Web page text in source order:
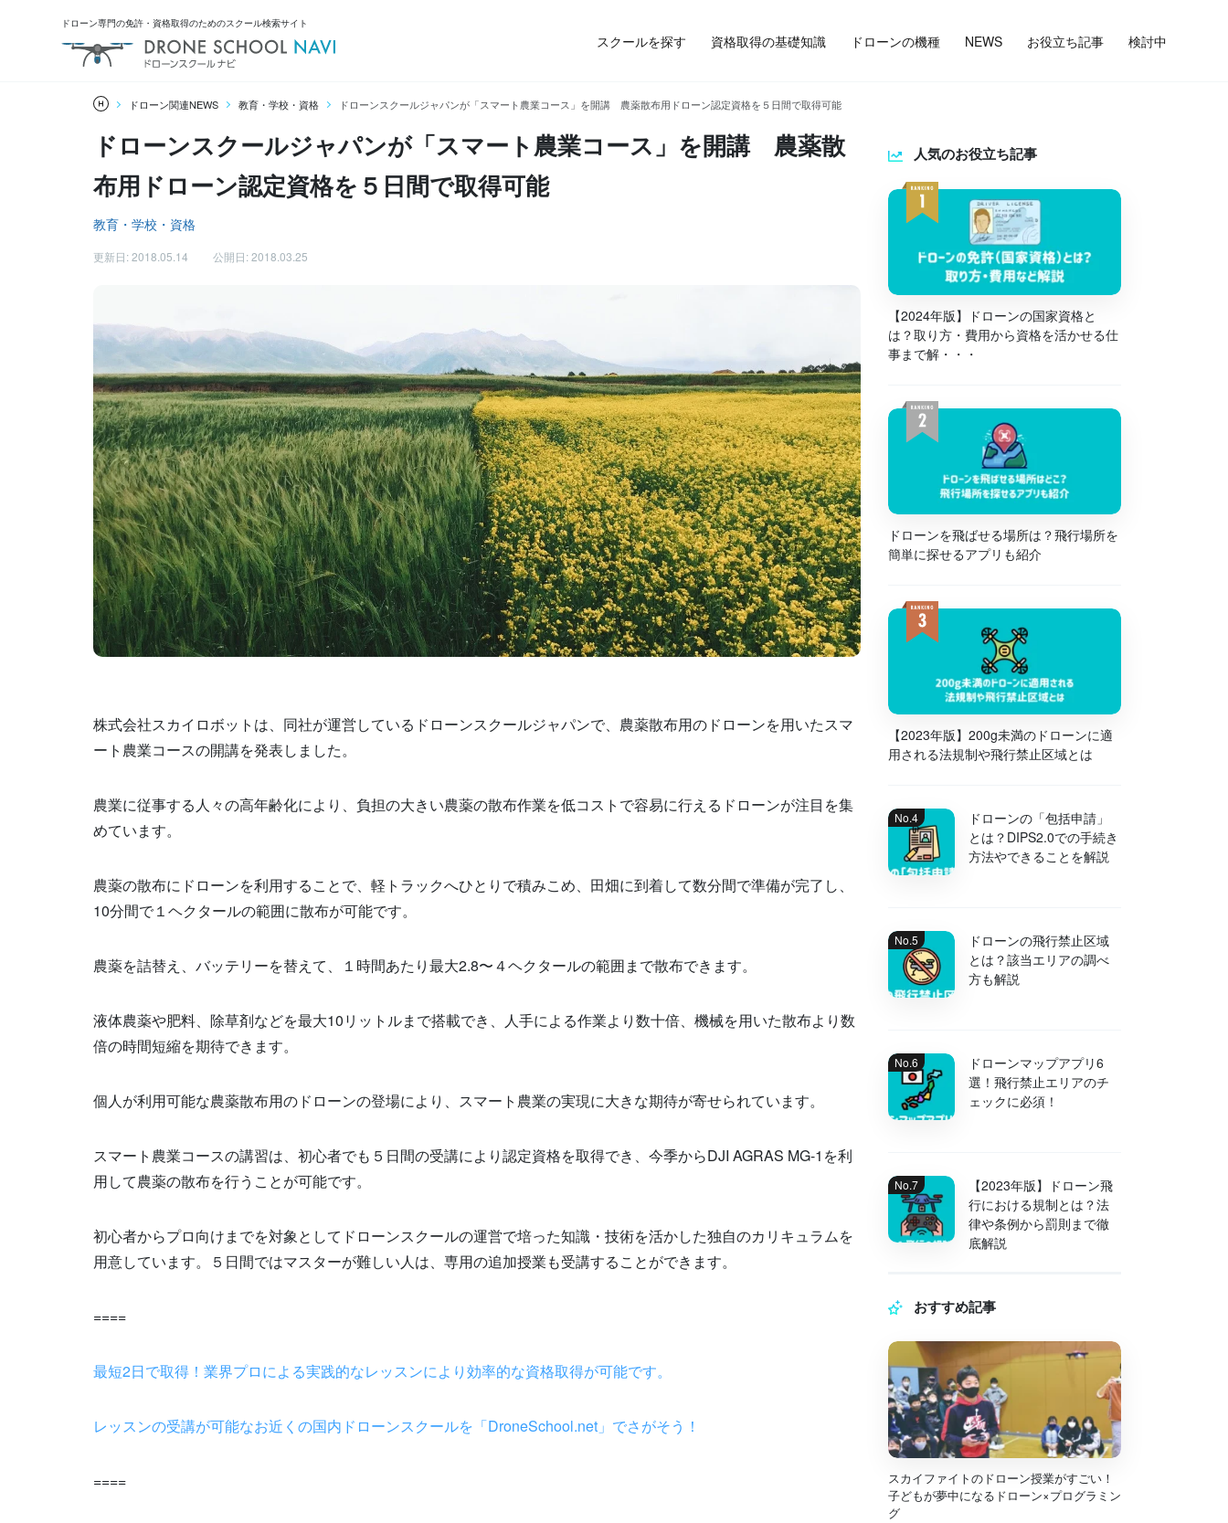
ドローン専門の免許・資格取得のためのスクール検索サイト
スクールを探す 資格取得の基礎知識 ドローンの機種 NEWS お役立ち記事 検討中
ドローン関連NEWS 教育・学校・資格 ドローンスクールジャパンが「スマート農業コース」を開講 農薬散布用ドローン認定資格を５日間で取得可能
ドローンスクールジャパンが「スマート農業コース」を開講 農薬散
布用ドローン認定資格を５日間で取得可能
教育・学校・資格
更新日: 2018.05.14 公開日: 2018.03.25
株式会社スカイロボットは、同社が運営しているドローンスクールジャパンで、農薬散布用のドローンを用いたスマ
ート農業コースの開講を発表しました。
農業に従事する人々の高年齢化により、負担の大きい農薬の散布作業を低コストで容易に行えるドローンが注目を集
めています。
農薬の散布にドローンを利用することで、軽トラックへひとりで積みこめ、田畑に到着して数分間で準備が完了し、
10分間で１ヘクタールの範囲に散布が可能です。
農薬を詰替え、バッテリーを替えて、１時間あたり最大2.8〜４ヘクタールの範囲まで散布できます。
液体農薬や肥料、除草剤などを最大10リットルまで搭載でき、人手による作業より数十倍、機械を用いた散布より数
倍の時間短縮を期待できます。
個人が利用可能な農薬散布用のドローンの登場により、スマート農業の実現に大きな期待が寄せられています。
スマート農業コースの講習は、初心者でも５日間の受講により認定資格を取得でき、今季からDJI AGRAS MG-1を利
用して農薬の散布を行うことが可能です。
初心者からプロ向けまでを対象としてドローンスクールの運営で培った知識・技術を活かした独自のカリキュラムを
用意しています。５日間ではマスターが難しい人は、専用の追加授業も受講することができます。
====
最短2日で取得！業界プロによる実践的なレッスンにより効率的な資格取得が可能です。
レッスンの受講が可能なお近くの国内ドローンスクールを「DroneSchool.net」でさがそう！
====
人気のお役立ち記事
【2024年版】ドローンの国家資格と
は？取り方・費用から資格を活かせる仕
事まで解・・・
ドローンを飛ばせる場所は？飛行場所を
簡単に探せるアプリも紹介
【2023年版】200g未満のドローンに適
用される法規制や飛行禁止区域とは
ドローンの「包括申請」
とは？DIPS2.0での手続き
方法やできることを解説
ドローンの飛行禁止区域
とは？該当エリアの調べ
方も解説
ドローンマップアプリ6
選！飛行禁止エリアのチ
ェックに必須！
【2023年版】ドローン飛
行における規制とは？法
律や条例から罰則まで徹
底解説
おすすめ記事
スカイファイトのドローン授業がすごい！
子どもが夢中になるドローン×プログラミン
グ